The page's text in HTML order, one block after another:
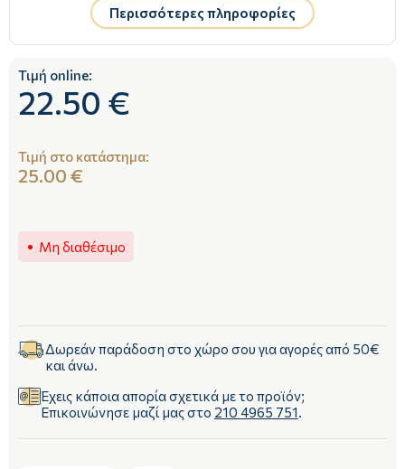
Περισσότερες πληροφορίες
Τιμή online:
22.50 €
Τιμή στο κατάστημα:
25.00 €
Μη διαθέσιμο
Δωρεάν παράδοση στο χώρο σου για αγορές από 50€
και άνω.
Έχεις κάποια απορία σχετικά με το προϊόν;
Επικοινώνησε μαζί μας στο 210 4965 751.